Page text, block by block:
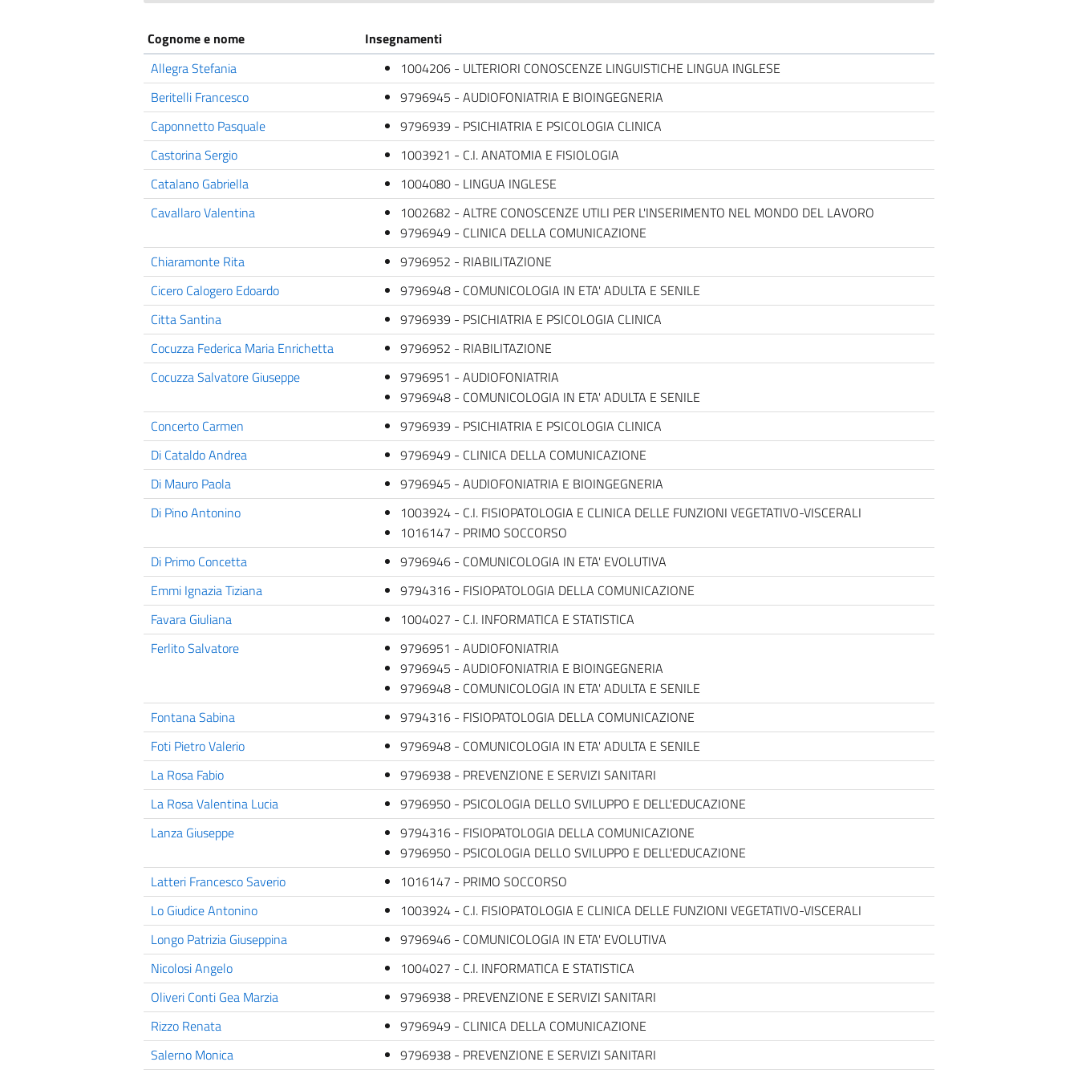
Cognome e nome
Insegnamenti
Allegra Stefania
1004206 - ULTERIORI CONOSCENZE LINGUISTICHE LINGUA INGLESE
Beritelli Francesco
9796945 - AUDIOFONIATRIA E BIOINGEGNERIA
Caponnetto Pasquale
9796939 - PSICHIATRIA E PSICOLOGIA CLINICA
Castorina Sergio
1003921 - C.I. ANATOMIA E FISIOLOGIA
Catalano Gabriella
1004080 - LINGUA INGLESE
Cavallaro Valentina
1002682 - ALTRE CONOSCENZE UTILI PER L'INSERIMENTO NEL MONDO DEL LAVORO
9796949 - CLINICA DELLA COMUNICAZIONE
Chiaramonte Rita
9796952 - RIABILITAZIONE
Cicero Calogero Edoardo
9796948 - COMUNICOLOGIA IN ETA' ADULTA E SENILE
Citta Santina
9796939 - PSICHIATRIA E PSICOLOGIA CLINICA
Cocuzza Federica Maria Enrichetta
9796952 - RIABILITAZIONE
Cocuzza Salvatore Giuseppe
9796951 - AUDIOFONIATRIA
9796948 - COMUNICOLOGIA IN ETA' ADULTA E SENILE
Concerto Carmen
9796939 - PSICHIATRIA E PSICOLOGIA CLINICA
Di Cataldo Andrea
9796949 - CLINICA DELLA COMUNICAZIONE
Di Mauro Paola
9796945 - AUDIOFONIATRIA E BIOINGEGNERIA
Di Pino Antonino
1003924 - C.I. FISIOPATOLOGIA E CLINICA DELLE FUNZIONI VEGETATIVO-VISCERALI
1016147 - PRIMO SOCCORSO
Di Primo Concetta
9796946 - COMUNICOLOGIA IN ETA' EVOLUTIVA
Emmi Ignazia Tiziana
9794316 - FISIOPATOLOGIA DELLA COMUNICAZIONE
Favara Giuliana
1004027 - C.I. INFORMATICA E STATISTICA
Ferlito Salvatore
9796951 - AUDIOFONIATRIA
9796945 - AUDIOFONIATRIA E BIOINGEGNERIA
9796948 - COMUNICOLOGIA IN ETA' ADULTA E SENILE
Fontana Sabina
9794316 - FISIOPATOLOGIA DELLA COMUNICAZIONE
Foti Pietro Valerio
9796948 - COMUNICOLOGIA IN ETA' ADULTA E SENILE
La Rosa Fabio
9796938 - PREVENZIONE E SERVIZI SANITARI
La Rosa Valentina Lucia
9796950 - PSICOLOGIA DELLO SVILUPPO E DELL'EDUCAZIONE
Lanza Giuseppe
9794316 - FISIOPATOLOGIA DELLA COMUNICAZIONE
9796950 - PSICOLOGIA DELLO SVILUPPO E DELL'EDUCAZIONE
Latteri Francesco Saverio
1016147 - PRIMO SOCCORSO
Lo Giudice Antonino
1003924 - C.I. FISIOPATOLOGIA E CLINICA DELLE FUNZIONI VEGETATIVO-VISCERALI
Longo Patrizia Giuseppina
9796946 - COMUNICOLOGIA IN ETA' EVOLUTIVA
Nicolosi Angelo
1004027 - C.I. INFORMATICA E STATISTICA
Oliveri Conti Gea Marzia
9796938 - PREVENZIONE E SERVIZI SANITARI
Rizzo Renata
9796949 - CLINICA DELLA COMUNICAZIONE
Salerno Monica
9796938 - PREVENZIONE E SERVIZI SANITARI